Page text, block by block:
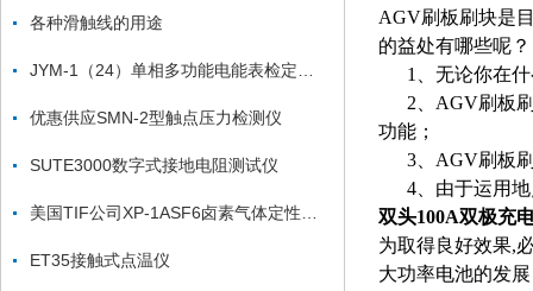
各种滑触线的用途
优惠供应SMN-2型触点压力检测仪
SUTE3000数字式接地电阻测试仪
ET35接触式点温仪
AGV刷板刷块是
的益处有哪些呢？
1、无论你在什
2、AGV刷板刷
功能；
3、AGV刷板刷
4、由于运用地
双头100A双极充
为取得良好效果,
大功率电池的发